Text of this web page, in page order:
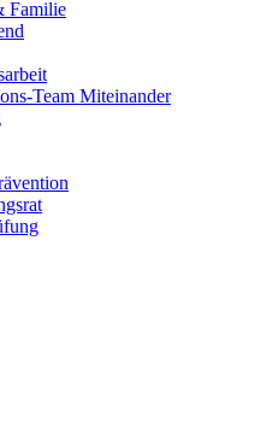
Familie
Team Miteinander